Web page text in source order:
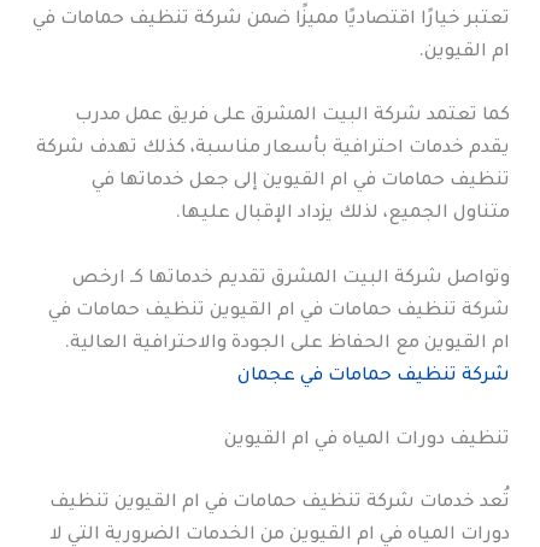
تعتبر خيارًا اقتصاديًا مميزًا ضمن شركة تنظيف حمامات في
ام القيوين.
كما تعتمد شركة البيت المشرق على فريق عمل مدرب
يقدم خدمات احترافية بأسعار مناسبة، كذلك تهدف شركة
تنظيف حمامات في ام القيوين إلى جعل خدماتها في
متناول الجميع، لذلك يزداد الإقبال عليها.
وتواصل شركة البيت المشرق تقديم خدماتها كـ ارخص
شركة تنظيف حمامات في ام القيوين تنظيف حمامات في
ام القيوين مع الحفاظ على الجودة والاحترافية العالية.
شركة تنظيف حمامات في عجمان
تنظيف دورات المياه في ام القيوين
تُعد خدمات شركة تنظيف حمامات في ام القيوين تنظيف
دورات المياه في ام القيوين من الخدمات الضرورية التي لا